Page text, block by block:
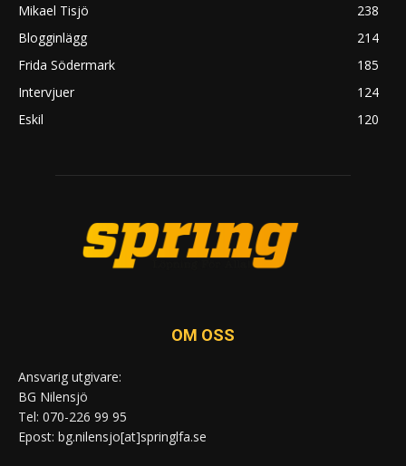
Mikael Tisjö
238
Blogginlägg
214
Frida Södermark
185
Intervjuer
124
Eskil
120
OM OSS
Ansvarig utgivare:
BG Nilensjö
Tel: 070-226 99 95
Epost: bg.nilensjo[at]springlfa.se